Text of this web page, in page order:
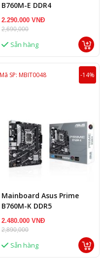
B760M-E DDR4
2.290.000 VNĐ
2,690,000
Sẵn hàng
Mã SP: MBIT0048 -14%
Mainboard Asus Prime
B760M-K DDR5
2.480.000 VNĐ
2,890,000
Sẵn hàng